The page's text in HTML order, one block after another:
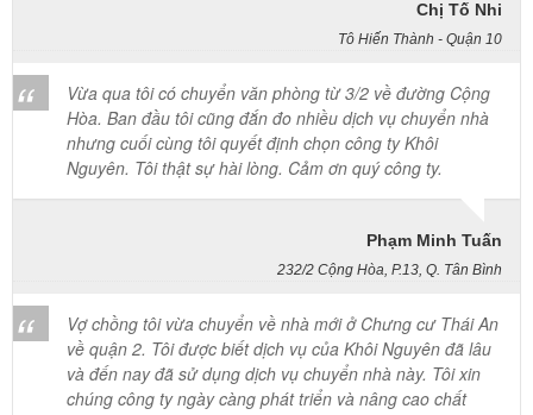
Tô Hiến Thành - Quận 10
Hòa. Ban đầu tôi cũng đắn đo nhiều dịch vụ chuyển nhà
nhưng cuối cùng tôi quyết định chọn công ty Khôi
Nguyên. Tôi thật sự hài lòng. Cảm ơn quý công ty.
232/2 Cộng Hòa, P.13, Q. Tân Bình
về quận 2. Tôi được biết dịch vụ của Khôi Nguyên đã lâu
và đến nay đã sử dụng dịch vụ chuyển nhà này. Tôi xin
chúng công ty ngày càng phát triển và nâng cao chất
lượng dịch vụ